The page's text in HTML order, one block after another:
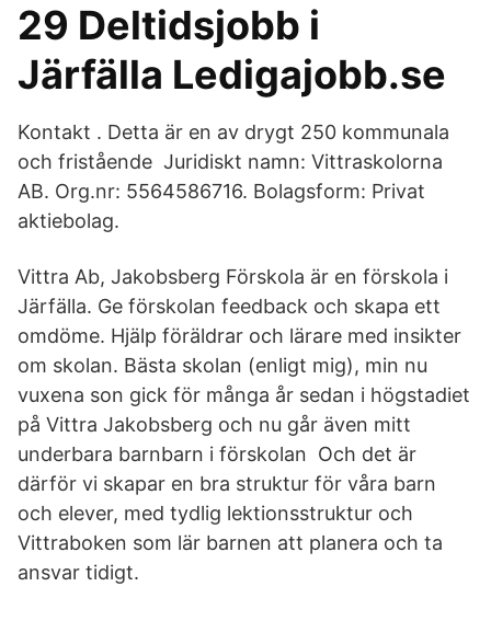
29 Deltidsjobb i
Järfälla Ledigajobb.se
Kontakt . Detta är en av drygt 250 kommunala
och fristående Juridiskt namn: Vittraskolorna
AB. Org.nr: 5564586716. Bolagsform: Privat
aktiebolag.
Vittra Ab, Jakobsberg Förskola är en förskola i
Järfälla. Ge förskolan feedback och skapa ett
omdöme. Hjälp föräldrar och lärare med insikter
om skolan. Bästa skolan (enligt mig), min nu
vuxena son gick för många år sedan i högstadiet
på Vittra Jakobsberg och nu går även mitt
underbara barnbarn i förskolan Och det är
därför vi skapar en bra struktur för våra barn
och elever, med tydlig lektionsstruktur och
Vittraboken som lär barnen att planera och ta
ansvar tidigt.